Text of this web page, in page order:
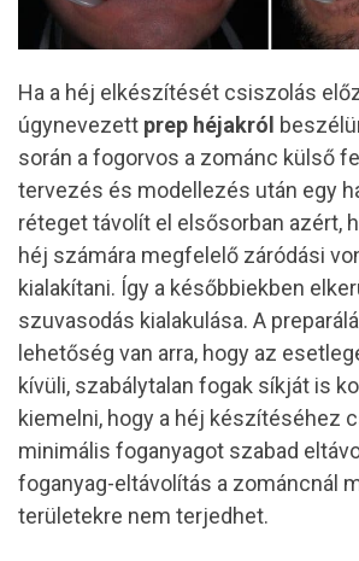
Ha a héj elkészítését csiszolás
úgynevezett prep héjakról
során a fogorvos a zománc külső
tervezés és modellezés után egy
réteget távolít el elsősorban azért,
héj számára megfelelő záródási
kialakítani. Így a későbbiekben
szuvasodás kialakulása. A
lehetőség van arra, hogy az
kívüli, szabálytalan fogak síkját is
kiemelni, hogy a héj készítéséhez
minimális foganyagot szabad
foganyag-eltávolítás a zománcnál
területekre nem terjedhet.